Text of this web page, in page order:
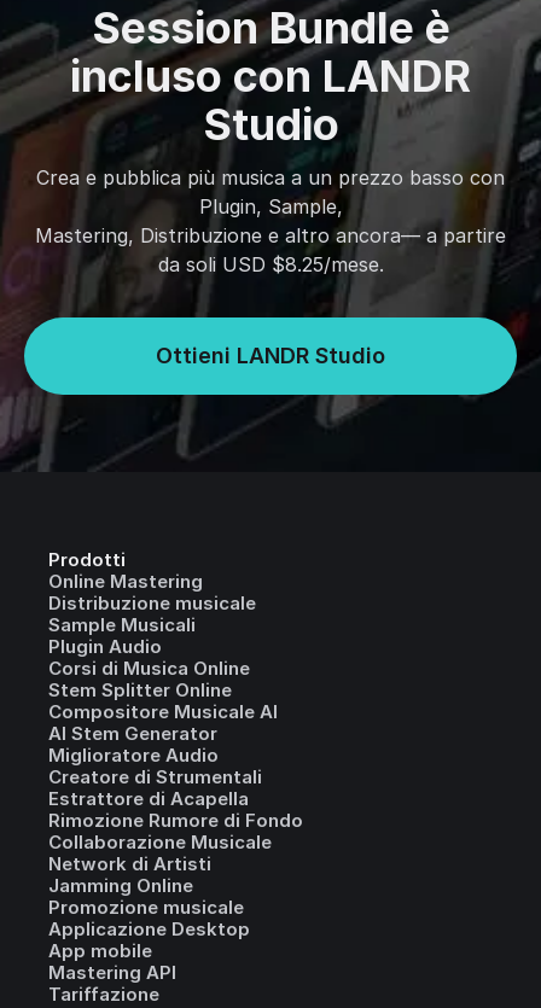
Session Bundle è
incluso con LANDR
Studio
Crea e pubblica più musica a un prezzo basso con
Plugin, Sample,
Mastering, Distribuzione e altro ancora— a partire
da soli USD $8.25/mese.
Ottieni LANDR Studio
Prodotti
Online Mastering
Distribuzione musicale
Sample Musicali
Plugin Audio
Corsi di Musica Online
Stem Splitter Online
Compositore Musicale AI
AI Stem Generator
Miglioratore Audio
Creatore di Strumentali
Estrattore di Acapella
Rimozione Rumore di Fondo
Collaborazione Musicale
Network di Artisti
Jamming Online
Promozione musicale
Applicazione Desktop
App mobile
Mastering API
Tariffazione